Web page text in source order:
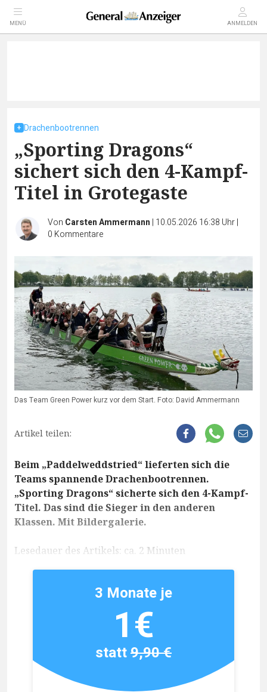
MENÜ ANMELDEN
Drachenbootrennen
„Sporting Dragons“
sichert sich den 4-Kampf-
Titel in Grotegaste
Von Carsten Ammermann | 10.05.2026 16:38 Uhr|
0 Kommentare
Das Team Green Power kurz vor dem Start. Foto: David Ammermann
Artikel teilen:
Beim „Paddelweddstried“ lieferten sich die
Teams spannende Drachenbootrennen.
„Sporting Dragons“ sicherte sich den 4-Kampf-
Titel. Das sind die Sieger in den anderen
Klassen. Mit Bildergalerie.
Lesedauer des Artikels: ca. 2 Minuten
3 Monate je
1€
statt9,90 €